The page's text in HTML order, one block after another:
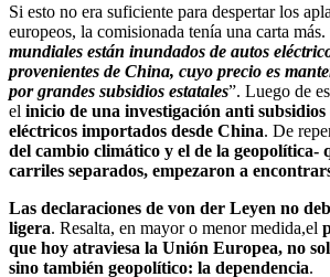
Si esto no era suficiente para despertar los
europeos, la comisionada tenía una carta más.
mundiales están inundados de autos
provenientes de China, cuyo precio es
por grandes subsidios estatales”. Luego de
el inicio de una investigación anti
eléctricos importados desde China. De
del cambio climático y el de la geopolítica-
carriles separados, empezaron a
Las declaraciones de von der Leyen no
ligera. Resalta, en mayor o menor medida,el
que hoy atraviesa la Unión Europea, no
sino también geopolítico: la dependencia.